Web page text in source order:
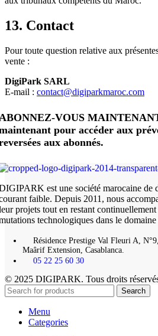
13. Contact
Pour toute question relative aux
vente :
DigiPark SARL
E-mail : contact@digiparkmaroc.com
VOUS
pour accéder aux
aux abonnés.
est une société marocaine de
faible. Depuis 2011, nous
projets tout en restant
technologiques dans le
Résidence Prestige Val Fleuri A,
Maârif Extension, Casablanca.
05 22 25 60 30
© 2025 DIGIPARK. Tous droits
Search
Menu
Categories